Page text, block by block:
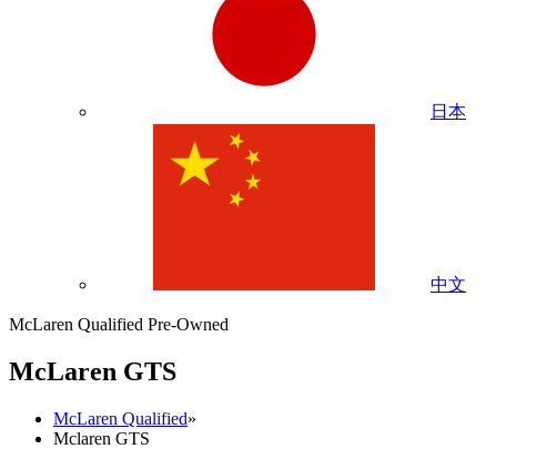
日本
中文
McLaren Qualified Pre-Owned
McLaren GTS
McLaren Qualified»
Mclaren GTS